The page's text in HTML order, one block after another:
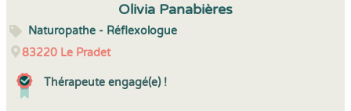
Olivia Panabières
Naturopathe - Réflexologue
83220 Le Pradet
Thérapeute engagé(e) !